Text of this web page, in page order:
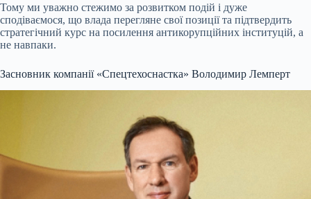
Тому ми уважно стежимо за розвитком подій і дуже
сподіваємося, що влада перегляне свої позиції та підтвердить
стратегічний курс на посилення антикорупційних інституцій, а
не навпаки.
Засновник компанії «Спецтехоснастка» Володимир Лемперт